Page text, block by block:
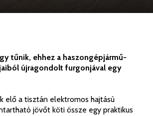
tűnik, ehhez a haszongépjármű-
újragondolt furgonjával egy
elő a tisztán elektromos hajtású
jövőt köti össze egy praktikus